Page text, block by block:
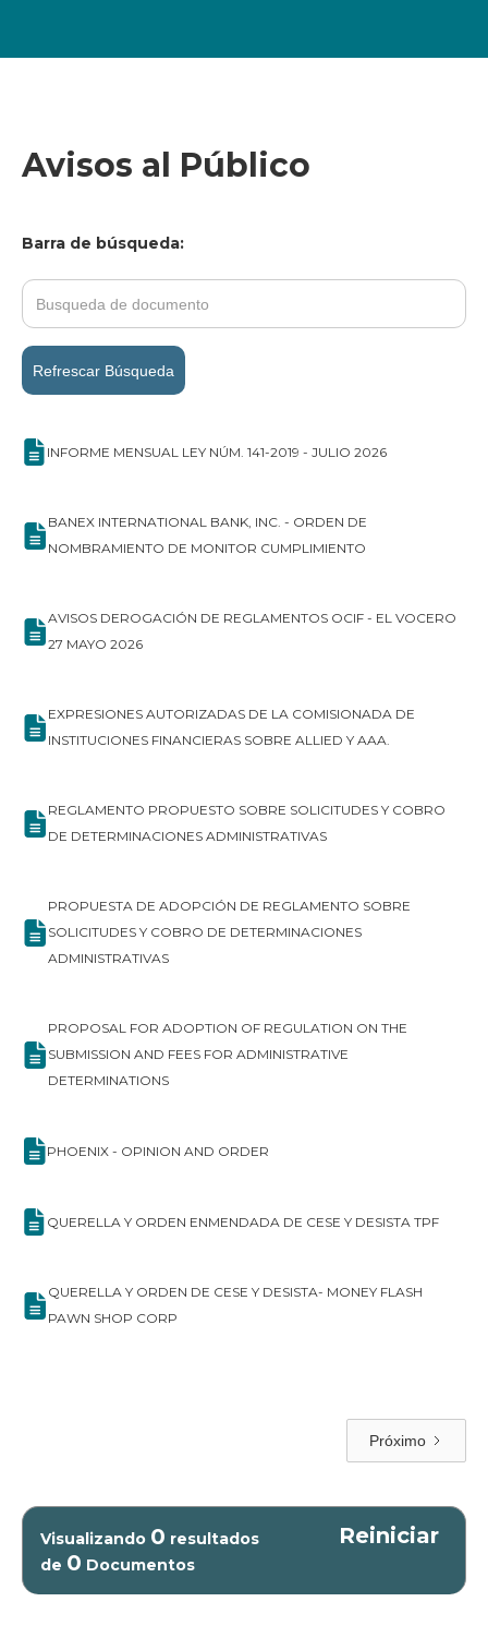
Avisos al Público
Barra de búsqueda:
Refrescar Búsqueda
INFORME MENSUAL LEY NÚM. 141-2019 - JULIO 2026
BANEX INTERNATIONAL BANK, INC. - ORDEN DE
NOMBRAMIENTO DE MONITOR CUMPLIMIENTO
AVISOS DEROGACIÓN DE REGLAMENTOS OCIF - EL VOCERO
27 MAYO 2026
EXPRESIONES AUTORIZADAS DE LA COMISIONADA DE
INSTITUCIONES FINANCIERAS SOBRE ALLIED Y AAA.
REGLAMENTO PROPUESTO SOBRE SOLICITUDES Y COBRO
DE DETERMINACIONES ADMINISTRATIVAS
PROPUESTA DE ADOPCIÓN DE REGLAMENTO SOBRE
SOLICITUDES Y COBRO DE DETERMINACIONES
ADMINISTRATIVAS
PROPOSAL FOR ADOPTION OF REGULATION ON THE
SUBMISSION AND FEES FOR ADMINISTRATIVE
DETERMINATIONS
PHOENIX - OPINION AND ORDER
QUERELLA Y ORDEN ENMENDADA DE CESE Y DESISTA TPF
QUERELLA Y ORDEN DE CESE Y DESISTA- MONEY FLASH
PAWN SHOP CORP
Próximo
Visualizando 0 resultados
de 0 Documentos
Reiniciar